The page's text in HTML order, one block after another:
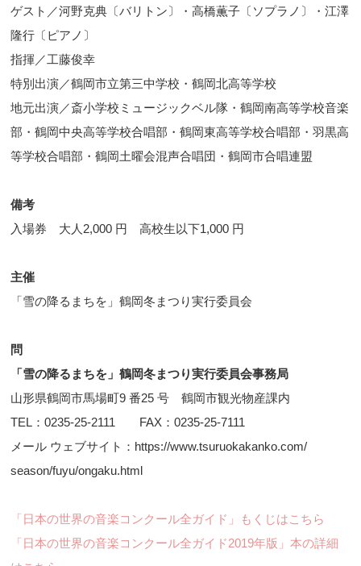
ゲスト／河野克典〔バリトン〕・高橋薫子〔ソプラノ〕・江澤
隆行〔ピアノ〕
指揮／工藤俊幸
特別出演／鶴岡市立第三中学校・鶴岡北高等学校
地元出演／斎小学校ミュージックベル隊・鶴岡南高等学校音楽
部・鶴岡中央高等学校合唱部・鶴岡東高等学校合唱部・羽黒高
等学校合唱部・鶴岡土曜会混声合唱団・鶴岡市合唱連盟
備考
入場券 大人2,000 円 高校生以下1,000 円
主催
「雪の降るまちを」鶴岡冬まつり実行委員会
問
「雪の降るまちを」鶴岡冬まつり実行委員会事務局
山形県鶴岡市馬場町9 番25 号 鶴岡市観光物産課内
TEL：0235-25-2111 FAX：0235-25-7111
メール ウェブサイト：https://www.tsuruokakanko.com/
season/fuyu/ongaku.html
「日本の世界の音楽コンクール全ガイド」もくじはこちら
「日本の世界の音楽コンクール全ガイド2019年版」本の詳細